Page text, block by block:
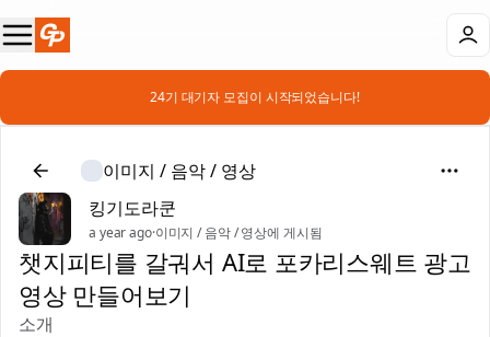
📣 24기 대기자 모집이 시작되었습니다!
이미지 / 음악 / 영상
킹기도라쿤
a year ago·이미지 / 음악 / 영상에 게시됨
챗지피티를 갈궈서 AI로 포카리스웨트 광고
영상 만들어보기
소개